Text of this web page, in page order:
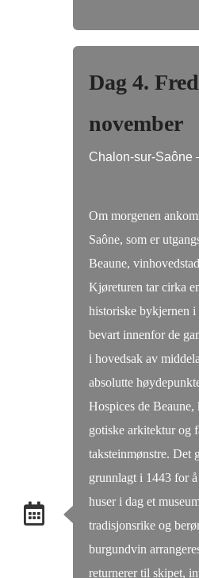
Dag 4.
november
Chalon-sur-Saône
Om morgenen
Saône, som er
Beaune,
Kjøreturen tar cirka
historiske bykjernen
bevart innenfor de
i hovedsak av
absolutte
Hospices de
gotiske arkitektur og
taksteinmønstre. Det
grunnlagt i 1443 for
huser i dag et
tradisjonsrike og
burgundvin
returnerer til skipet,